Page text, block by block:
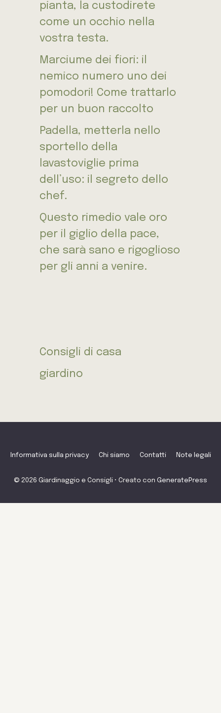
pianta, la custodirete
come un occhio nella
vostra testa.
Marciume dei fiori: il
nemico numero uno dei
pomodori! Come trattarlo
per un buon raccolto
Padella, metterla nello
sportello della
lavastoviglie prima
dell’uso: il segreto dello
chef.
Questo rimedio vale oro
per il giglio della pace,
che sarà sano e rigoglioso
per gli anni a venire.
Consigli di casa
giardino
Informativa sulla privacy Chi siamo Contatti Note legali
© 2026 Giardinaggio e Consigli • Creato con GeneratePress